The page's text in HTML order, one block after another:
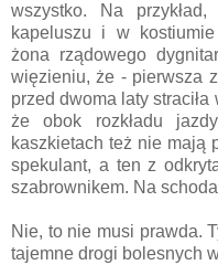
wszystko. Na
kapeluszu i w
żona rządowego
więzieniu, że - pierwsza
przed dwoma laty
że obok rozkładu
kaszkietach też nie mają
spekulant, a ten z
szabrownikem. Na
Nie, to nie musi prawda.
tajemne drogi bolesnych